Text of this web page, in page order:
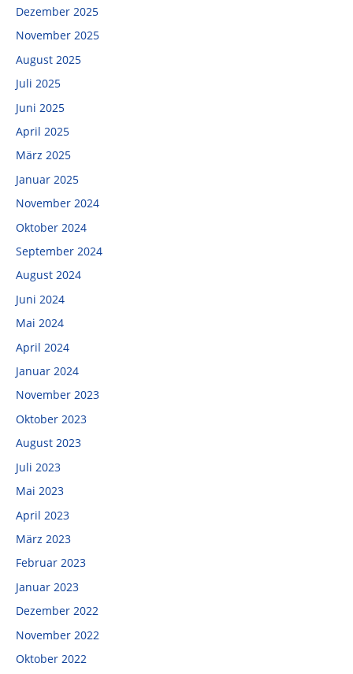
Dezember 2025
November 2025
August 2025
Juli 2025
Juni 2025
April 2025
März 2025
Januar 2025
November 2024
Oktober 2024
September 2024
August 2024
Juni 2024
Mai 2024
April 2024
Januar 2024
November 2023
Oktober 2023
August 2023
Juli 2023
Mai 2023
April 2023
März 2023
Februar 2023
Januar 2023
Dezember 2022
November 2022
Oktober 2022